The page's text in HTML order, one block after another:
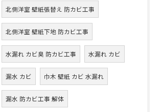
北側洋室 壁紙張替え 防カビ工事
北側洋室 壁紙下地 防カビ工事
水漏れ カビ臭 防カビ工事 水漏れ カビ
漏水 カビ 巾木 壁紙 カビ 水漏れ
漏水 防カビ工事 解体